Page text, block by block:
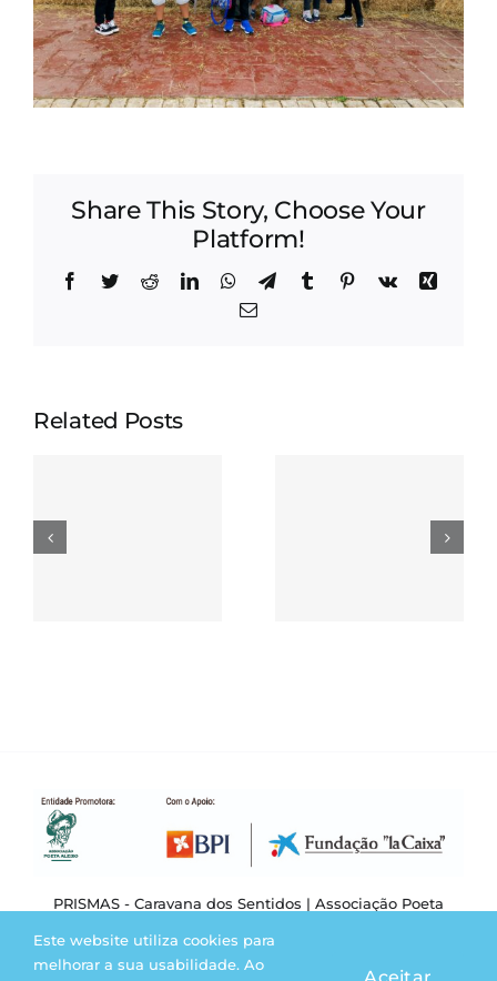
Share This Story, Choose Your
Platform!
Facebook
TwitterRedditLinkedInWhatsApp
TelegramTumblrPinterest
Vk
Xing
Email
Related Posts
de
PRISMAS - Caravana dos Sentidos | Associação Poeta
Este website utiliza cookies para
melhorar a sua usabilidade. Ao
Aceitar